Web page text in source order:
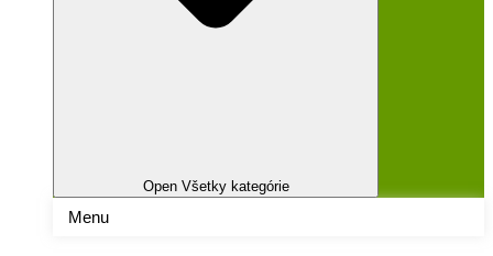
Open Všetky kategórie
Menu